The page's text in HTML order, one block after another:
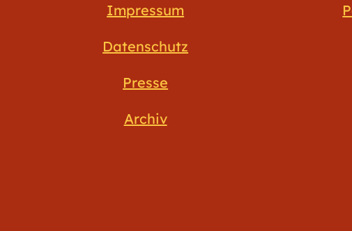
Impressum
Datenschutz
Presse
Archiv